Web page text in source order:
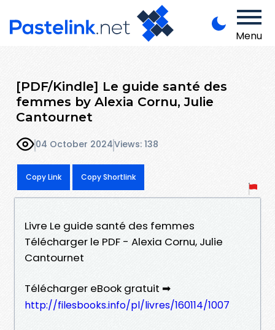
Menu
[PDF/Kindle] Le guide santé des
femmes by Alexia Cornu, Julie
Cantournet
04 October 2024Views: 138
Copy Link Copy Shortlink
Livre Le guide santé des femmes
Télécharger le PDF - Alexia Cornu, Julie
Cantournet
Télécharger eBook gratuit ➡
http://filesbooks.info/pl/livres/160114/1007